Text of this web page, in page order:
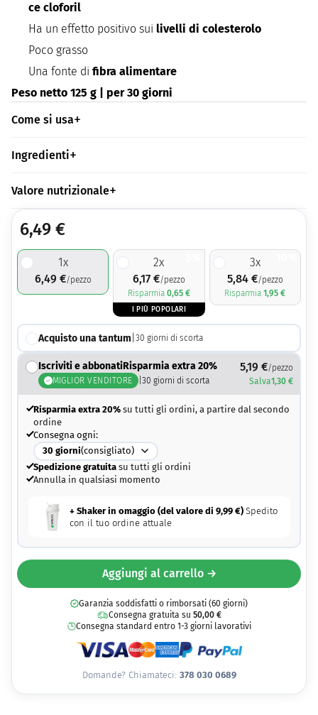
ce cloforil
Ha un effetto positivo sui livelli di colesterolo
Poco grasso
Una fonte di fibra alimentare
Peso netto 125 g | per 30 giorni
Come si usa
Ingredienti
Valore nutrizionale
6,49 €
1x
6,49 €/pezzo
2x
6,17 €/pezzo
Risparmia 0,65 €
I PIÙ POPOLARI
3x
5,84 €/pezzo
Risparmia1,95€
Acquisto una tantum 30 giorni di scorta
Iscriviti e abbonatiRisparmia extra 20%
MIGLIOR VENDITORE | 30 giorni di scorta
5,19 €/pezzo
Salva1,30 €
Risparmia extra 20%su tutti gli ordini, a partire dal secondo
ordine
Consegna ogni:
30 giorni(consigliato)
Spedizione gratuitasu tutti gli ordini
Annulla in qualsiasi momento
+ Shaker in omaggio (del valore di 9,99 €) Spedito
con il tuo ordine attuale
Aggiungi al carrello →
Garanzia soddisfatti o rimborsati (60 giorni)
Consegna gratuita su 50,00 €
Consegna standard entro 1-3 giorni lavorativi
Domande? Chiamateci: 378 030 0689